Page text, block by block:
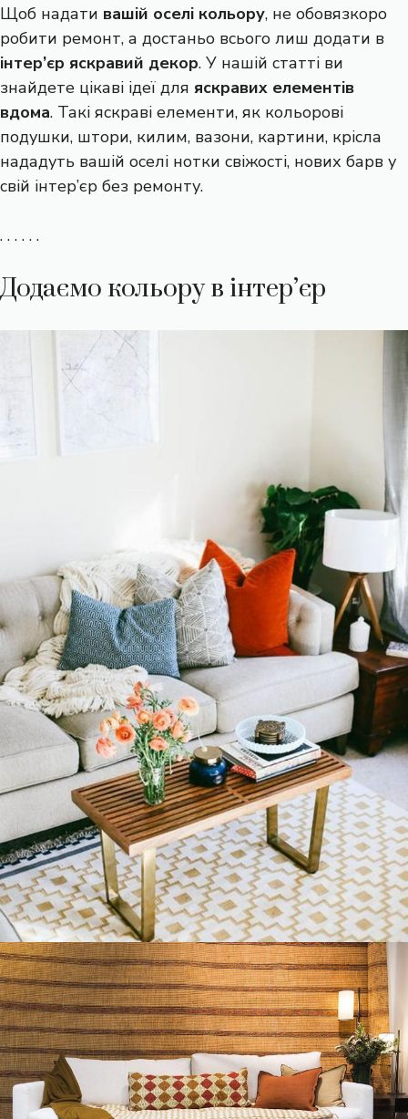
Щоб надати вашій оселі кольору, не обовязкоро
робити ремонт, а достаньо всього лиш додати в
інтер’єр яскравий декор. У нашій статті ви
знайдете цікаві ідеї для яскравих елементів
вдома. Такі яскраві елементи, як кольорові
подушки, штори, килим, вазони, картини, крісла
нададуть вашій оселі нотки свіжості, нових барв у
свій інтер’єр без ремонту.
. . . . . .
Додаємо кольору в інтер’єр